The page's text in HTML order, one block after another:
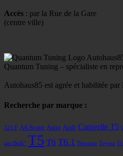
Accès : par la Rue de la Gare
(centre ville)
Quantum Tuning – spécialiste en
Autohaus85 est agrée et habilitée
Recherche par marque :
323 F A4 Avant Astra Audi Caravelle T5
ans Bulli" T5 T6 T6.1 Terracan Toyota